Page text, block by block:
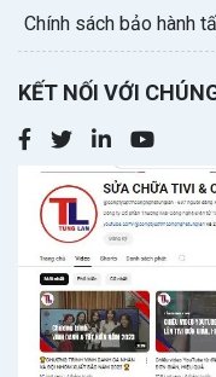
Chính sách bảo hành
KẾT NỐI VỚI